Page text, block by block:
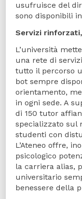
usufruisce del
sono disponibili
Servizi
L’università
una rete di
tutto il percorso
bot sempre
orientamento,
in ogni sede. A
di 150 tutor
specializzato sul
studenti con
L’Ateneo offre,
psicologico
la carriera alias,
universitario
benessere della